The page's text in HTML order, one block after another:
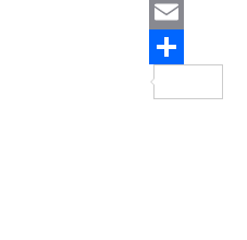
Line
Email